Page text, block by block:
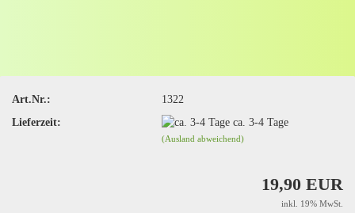
Art.Nr.:
1322
Lieferzeit:
ca. 3-4 Tage
(Ausland abweichend)
19,90 EUR
inkl. 19% MwSt.